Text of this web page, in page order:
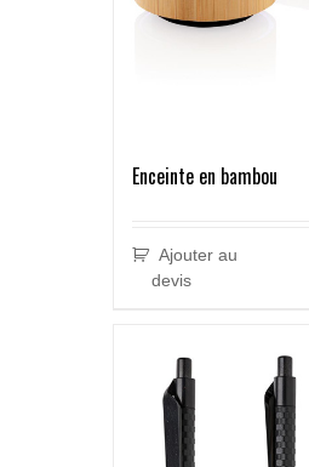
Enceinte en bambou
Ajouter au
devis